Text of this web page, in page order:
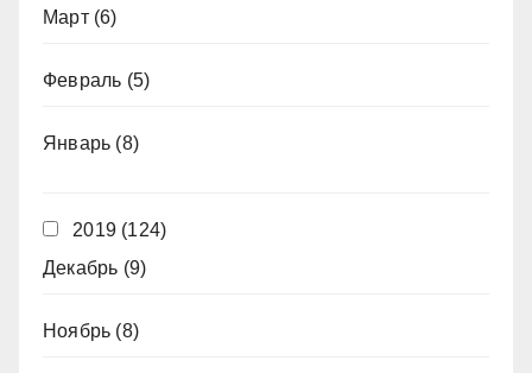
Март(6)
Февраль (5)
Январь (8)
2019 (124)
Декабрь (9)
Ноябрь (8)